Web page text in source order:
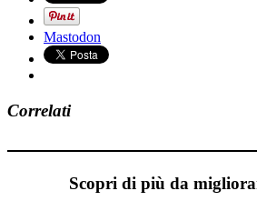
Mastodon
Correlati
Scopri di più da